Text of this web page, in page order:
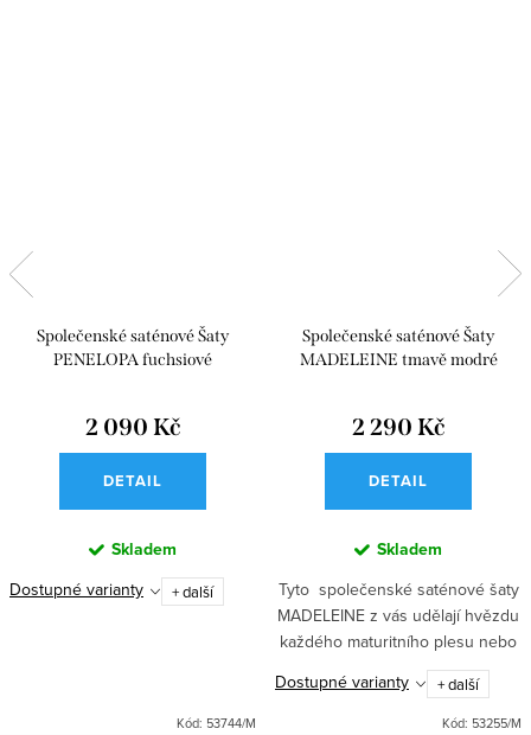
Společenské saténové Šaty
PENELOPA fuchsiové
2 090 Kč
DETAIL
Skladem
Dostupné varianty + další
Kód: 53744/M
Společenské saténové Šaty
MADELEINE tmavě modré
2 290 Kč
DETAIL
Skladem
Tyto společenské saténové šaty
MADELEINE z vás udělají hvězdu
každého maturitního plesu nebo
taneční zábavy. Korzetový top se
zdobením, dlouhá sukně s
rozparkem a...
Dostupné varianty + další
Kód: 53255/M